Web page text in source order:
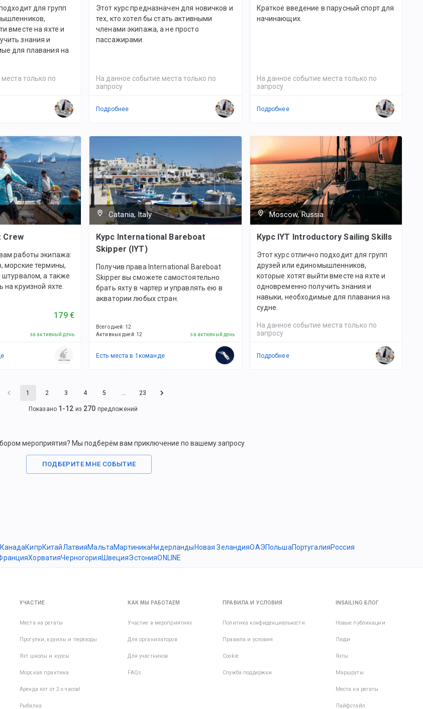
для групп
вместе на яхте и
знания и
для плавания на
только по
Этот курс предназначен для новичков и
тех, кто хотел бы стать активными
членами экипажа, а не просто
пассажирами.
На данное событие места только по
запросу
Подробнее
Краткое введение в парусный спорт для
начинающих.
На данное событие места только по
запросу
Подробнее
Crew
работы экипажа:
морские термины,
штурвалом, а также
круизной яхте.
179 €
за активный день
Catania, Italy
Курс International Bareboat
Skipper (IYT)
Получив права International Bareboat
Skipper вы сможете самостоятельно
брать яхту в чартер и управлять ею в
акватории любых стран.
Всего дней: 12
Активных дней: 12 за активный день
Есть места в 1 командe
Moscow, Russia
Курс IYT Introductory Sailing Skills
Этот курс отлично подходит для групп
друзей или единомышленников,
которые хотят выйти вместе на яхте и
одновременно получить знания и
навыки, необходимые для плавания на
судне.
На данное событие места только по
запросу
Подробнее
1 2 3 4 5 23
Показано 1 -12 из 270 предложений
мероприятия? Мы подберём вам приключение по вашему запросу
ПОДБЕРИТЕ МНЕ СОБЫТИЕ
КанадаКипрКитайЛатвияМальтаМартиникаНидерланды Новая ЗеландияОАЭПольшаПортугалияРоссия
ХорватияЧерногорияШвецияЭстонияONLINE
УЧАСТИЕ
Места на регаты
Прогулки, круизы и переходы
Яхт школы и курсы
Морская практика
Аренда яхт от 2-х часов!
Рыбалка
КАК МЫ РАБОТАЕМ
Участие в мероприятиях
Для организаторов
Для участников
FAQs
ПРАВИЛА И УСЛОВИЯ
Политика конфиденциальности
Правила и условия
Cookie
Служба поддержки
INSAILING БЛОГ
Новые публикации
Люди
Яхты
Маршруты
Места на регаты
Лайфстайл